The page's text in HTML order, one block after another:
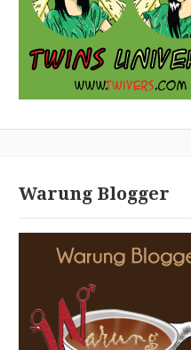
Warung Blogger